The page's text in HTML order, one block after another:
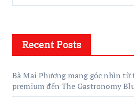
Recent Posts
Bà Mai Phương mang góc nhìn
premium đến The Gastronomy